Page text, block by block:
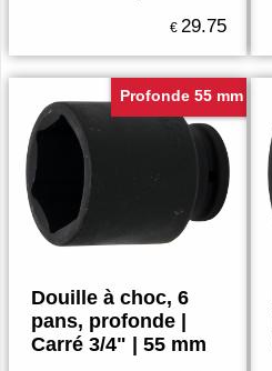
€ 29.75
Profonde 55 mm
Douille à choc, 6
pans, profonde |
Carré 3/4" | 55 mm